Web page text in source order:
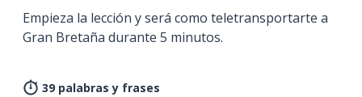
Empieza la lección y será como teletransportarte a
Gran Bretaña durante 5 minutos.
39 palabras y frases